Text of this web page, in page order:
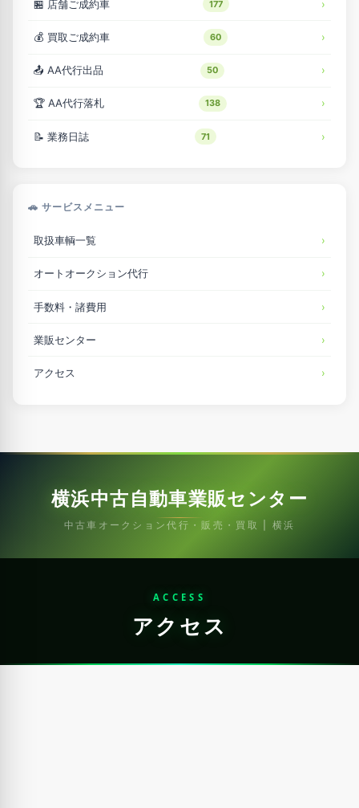
🏪 店舗ご成約車 177
💰 買取ご成約車 60
📤 AA代行出品 50
🏆 AA代行落札 138
📝 業務日誌 71
🚗 サービスメニュー
取扱車輌一覧
オートオークション代行
手数料・諸費用
業販センター
アクセス
横浜中古自動車業販センター
中古車オークション代行・販売・買取 | 横浜
ACCESS
アクセス